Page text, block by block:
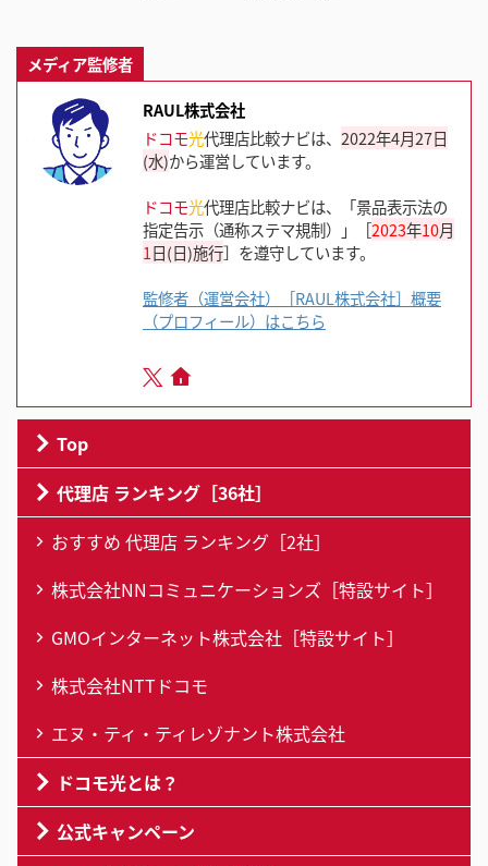
メディア監修者
RAUL株式会社
ドコモ光代理店比較ナビは、 2022年4月27日
(水)から運営しています。
ドコモ光代理店比較ナビは、「景品表示法の
指定告示（通称ステマ規制）」［2023年10月
1 日(日)施行］を遵守しています。
監修者（運営会社）［RAUL株式会社］概要
（プロフィール）はこちら
Top
代理店 ランキング［36社］
おすすめ 代理店 ランキング［2社］
株式会社NNコミュニケーションズ［特設サイト］
GMOインターネット株式会社［特設サイト］
株式会社NTTドコモ
エヌ・ティ・ティレゾナント株式会社
ドコモ光とは？
公式キャンペーン